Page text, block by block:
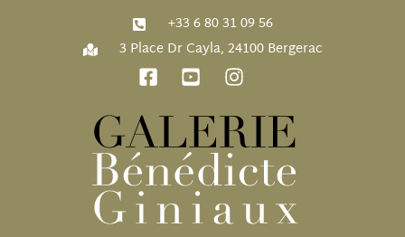
‭+33 6 80 31 09 56‬
3 Place Dr Cayla, 24100 Bergerac